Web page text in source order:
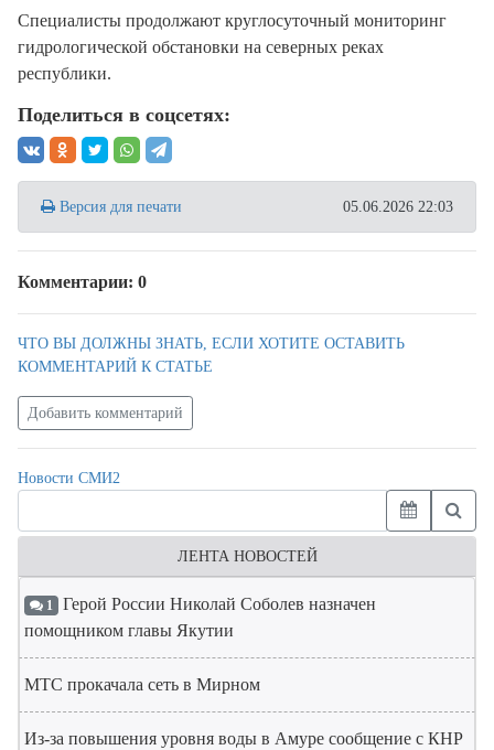
Специалисты продолжают круглосуточный мониторинг
гидрологической обстановки на северных реках
республики.
Поделиться в соцсетях:
Версия для печати 05.06.2026 22:03
Комментарии: 0
ЧТО ВЫ ДОЛЖНЫ ЗНАТЬ, ЕСЛИ ХОТИТЕ ОСТАВИТЬ
КОММЕНТАРИЙ К СТАТЬЕ
Добавить комментарий
Новости СМИ2
ЛЕНТА НОВОСТЕЙ
1 Герой России Николай Соболев назначен
помощником главы Якутии
МТС прокачала сеть в Мирном
Из-за повышения уровня воды в Амуре сообщение с КНР